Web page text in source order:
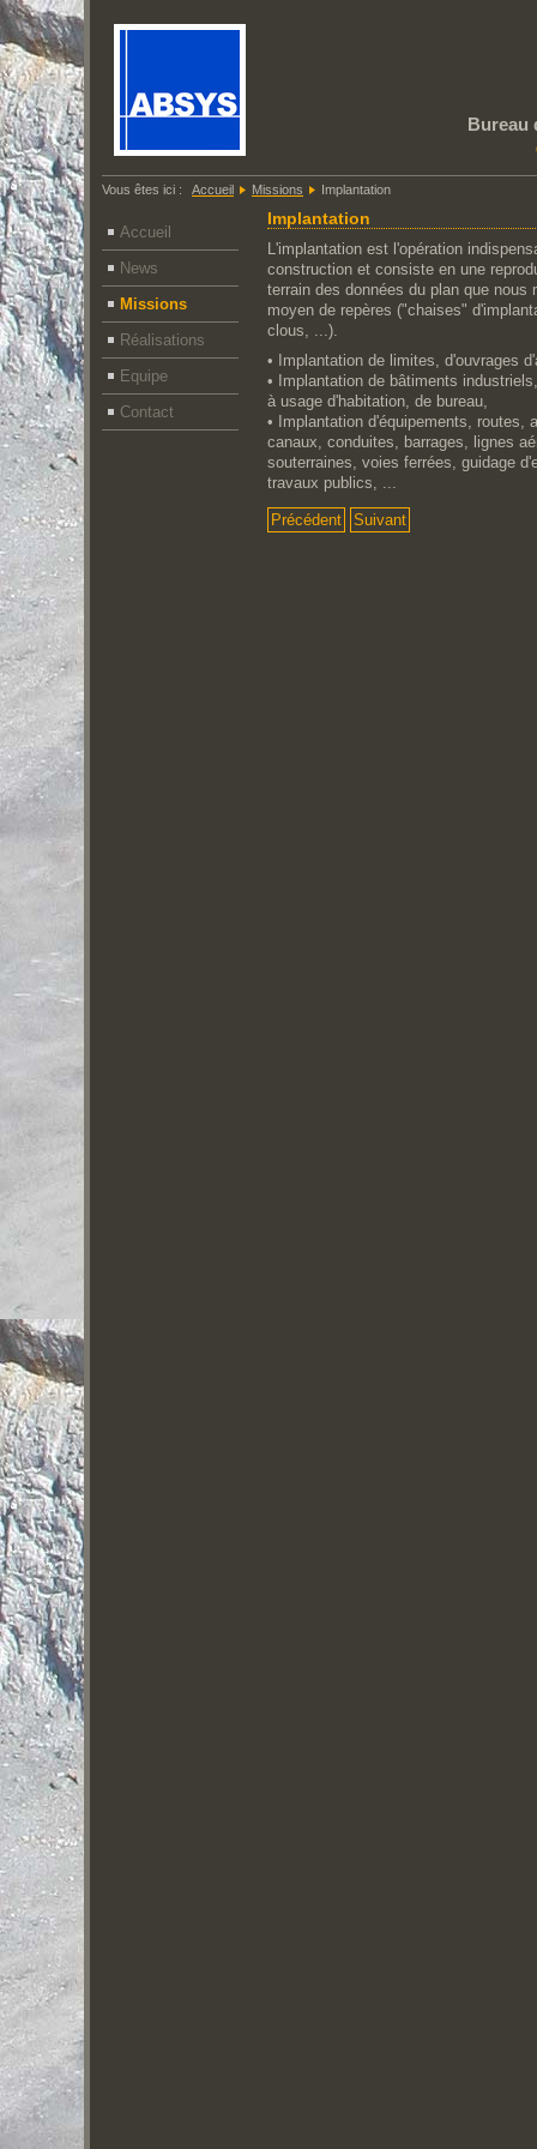
Bureau
Vous êtes ici : Accueil Missions Implantation
Accueil
News
Missions
Réalisations
Equipe
Contact
Implantation
L'implantation est l'opération
construction et consiste en une r
terrain des données du plan que nous
moyen de repères ("chaises"
clous, ...).
• Implantation de limites, d'ouvrages
• Implantation de bâtiments
à usage d'habitation, de bureau,
• Implantation d'équipements, routes,
canaux, conduites, barrages, lignes
souterraines, voies ferrées, guidage
travaux publics, ...
Précédent Suivant